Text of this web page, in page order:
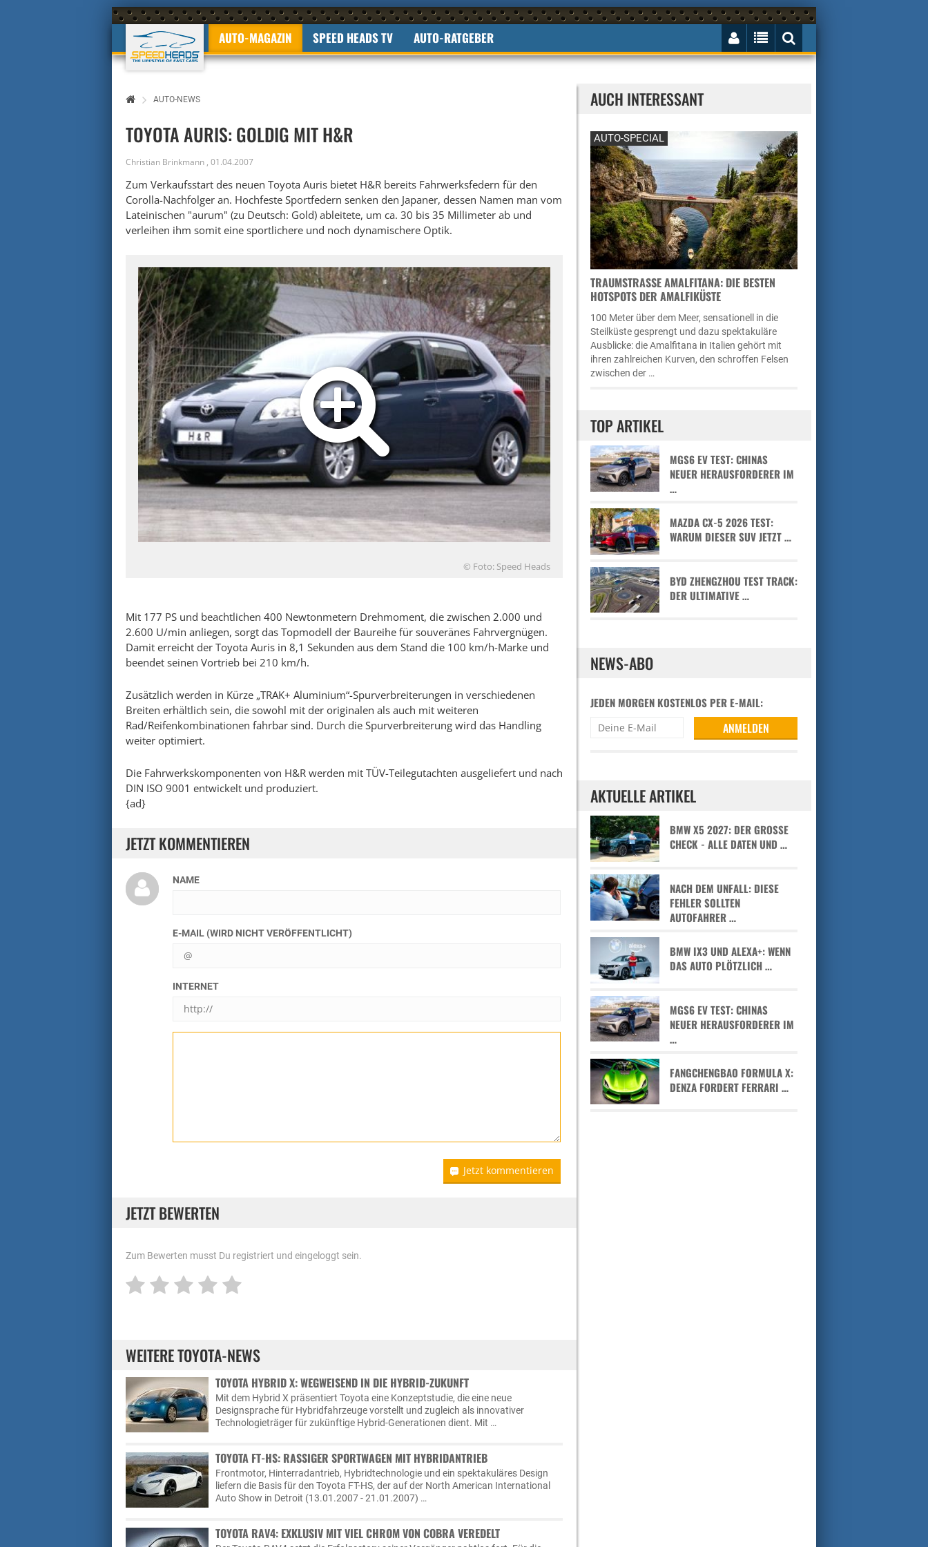
AUTO-MAGAZIN SPEED HEADS TV AUTO-RATGEBER
AUTO-NEWS
TOYOTA AURIS: GOLDIG MIT H&R
Christian Brinkmann , 01.04.2007
Zum Verkaufsstart des neuen Toyota Auris bietet H&R bereits Fahrwerksfedern für den
Corolla-Nachfolger an. Hochfeste Sportfedern senken den Japaner, dessen Namen man vom
Lateinischen "aurum" (zu Deutsch: Gold) ableitete, um ca. 30 bis 35 Millimeter ab und
verleihen ihm somit eine sportlichere und noch dynamischere Optik.
© Foto: Speed Heads
Mit 177 PS und beachtlichen 400 Newtonmetern Drehmoment, die zwischen 2.000 und
2.600 U/min anliegen, sorgt das Topmodell der Baureihe für souveränes Fahrvergnügen.
Damit erreicht der Toyota Auris in 8,1 Sekunden aus dem Stand die 100 km/h-Marke und
beendet seinen Vortrieb bei 210 km/h.
Zusätzlich werden in Kürze „TRAK+ Aluminium“-Spurverbreiterungen in verschiedenen
Breiten erhältlich sein, die sowohl mit der originalen als auch mit weiteren
Rad/Reifenkombinationen fahrbar sind. Durch die Spurverbreiterung wird das Handling
weiter optimiert.
Die Fahrwerkskomponenten von H&R werden mit TÜV-Teilegutachten ausgeliefert und nach
DIN ISO 9001 entwickelt und produziert.
{ad}
JETZT KOMMENTIEREN
NAME
E-MAIL (WIRD NICHT VERÖFFENTLICHT)
INTERNET
Jetzt kommentieren
JETZT BEWERTEN
Zum Bewerten musst Du registriert und eingeloggt sein.
WEITERE TOYOTA-NEWS
TOYOTA HYBRID X: WEGWEISEND IN DIE HYBRID-ZUKUNFT
Mit dem Hybrid X präsentiert Toyota eine Konzeptstudie, die eine neue
Designsprache für Hybridfahrzeuge vorstellt und zugleich als innovativer
Technologieträger für zukünftige Hybrid-Generationen dient. Mit …
TOYOTA FT-HS: RASSIGER SPORTWAGEN MIT HYBRIDANTRIEB
Frontmotor, Hinterradantrieb, Hybridtechnologie und ein spektakuläres Design
liefern die Basis für den Toyota FT-HS, der auf der North American International
Auto Show in Detroit (13.01.2007 - 21.01.2007) …
TOYOTA RAV4: EXKLUSIV MIT VIEL CHROM VON COBRA VEREDELT
AUCH INTERESSANT
AUTO-SPECIAL
TRAUMSTRASSE AMALFITANA: DIE BESTEN H
OTSPOTS DER AMALFIKÜSTE
100 Meter über dem Meer, sensationell in die
Steilküste gesprengt und dazu spektakuläre
Ausblicke: die Amalfitana in Italien gehört mit
ihren zahlreichen Kurven, den schroffen Felsen
zwischen der …
TOP ARTIKEL
MGS6 EV TEST: CHINAS
NEUER HERAUSFORDERER IM
…
MAZDA CX-5 2026 TEST:
WARUM DIESER SUV JETZT …
BYD ZHENGZHOU TEST TRACK:
DER ULTIMATIVE …
NEWS-ABO
JEDEN MORGEN KOSTENLOS PER E-MAIL:
AKTUELLE ARTIKEL
BMW X5 2027: DER GROSSE C
HECK - ALLE DATEN UND …
NACH DEM UNFALL: DIESE
FEHLER SOLLTEN
AUTOFAHRER …
BMW IX3 UND ALEXA+: WENN
DAS AUTO PLÖTZLICH …
MGS6 EV TEST: CHINAS
NEUER HERAUSFORDERER IM
…
FANGCHENGBAO FORMULA X:
DENZA FORDERT FERRARI …